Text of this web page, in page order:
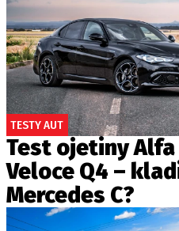
TESTY AUT
Test ojetiny Alfa
Veloce Q4 –
Mercedes C?